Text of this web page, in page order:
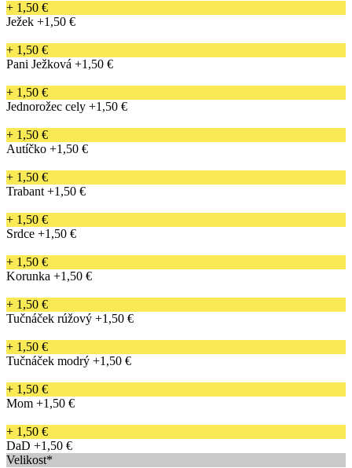
+ 1,50 €
Ježek +1,50 €
+ 1,50 €
Pani Ježková +1,50 €
+ 1,50 €
Jednorožec cely +1,50 €
+ 1,50 €
Autíčko +1,50 €
+ 1,50 €
Trabant +1,50 €
+ 1,50 €
Srdce +1,50 €
+ 1,50 €
Korunka +1,50 €
+ 1,50 €
Tučnáček rúžový +1,50 €
+ 1,50 €
Tučnáček modrý +1,50 €
+ 1,50 €
Mom +1,50 €
+ 1,50 €
DaD +1,50 €
Velikost*